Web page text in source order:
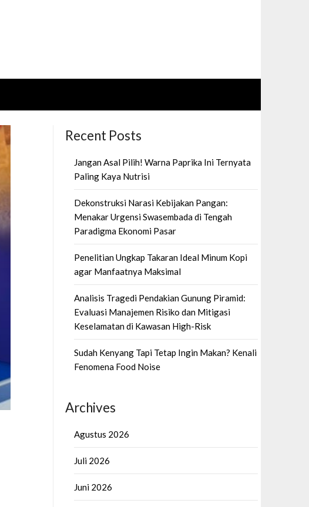
Recent Posts
Jangan Asal Pilih! Warna Paprika Ini Ternyata
Paling Kaya Nutrisi
Dekonstruksi Narasi Kebijakan Pangan:
Menakar Urgensi Swasembada di Tengah
Paradigma Ekonomi Pasar
Penelitian Ungkap Takaran Ideal Minum Kopi
agar Manfaatnya Maksimal
Analisis Tragedi Pendakian Gunung Piramid:
Evaluasi Manajemen Risiko dan Mitigasi
Keselamatan di Kawasan High-Risk
Sudah Kenyang Tapi Tetap Ingin Makan? Kenali
Fenomena Food Noise
Archives
Agustus 2026
Juli 2026
Juni 2026